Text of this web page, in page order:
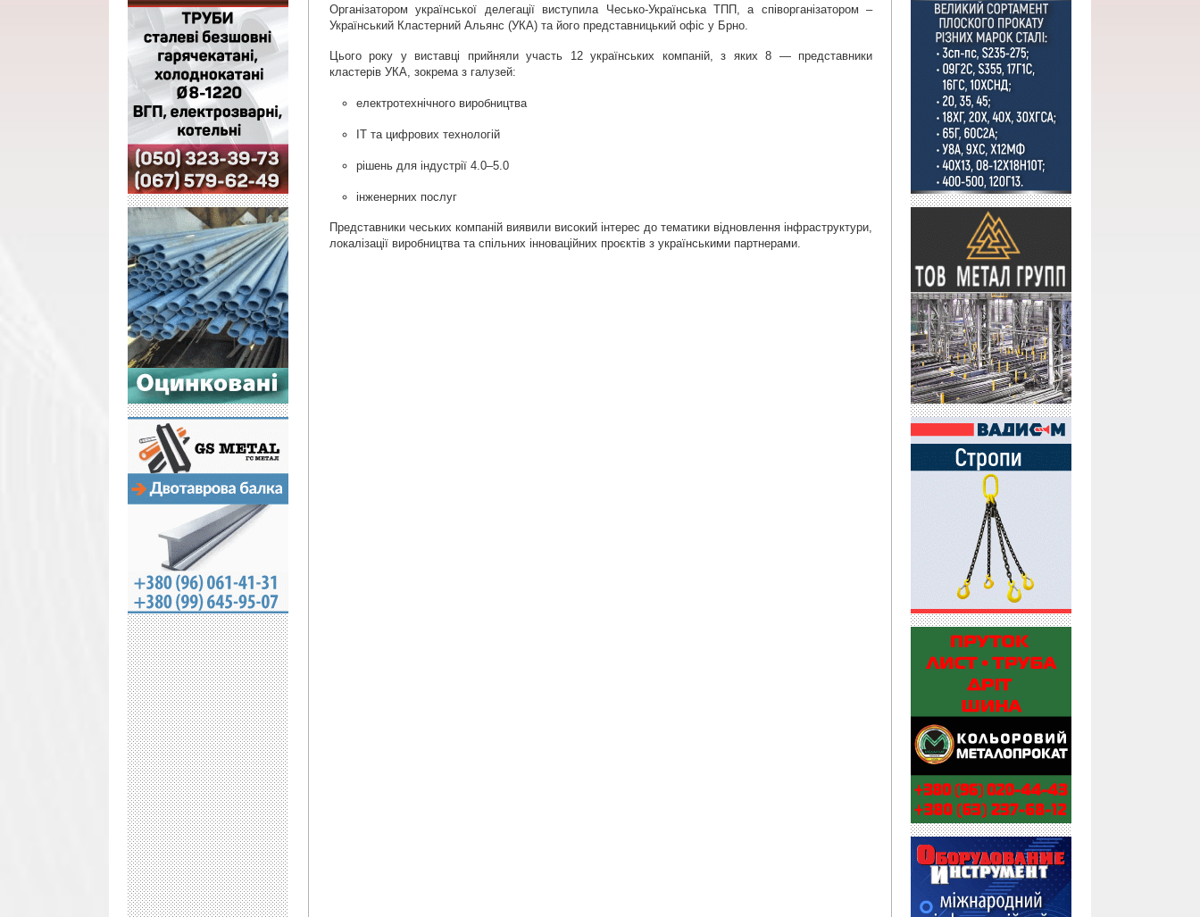
Організатором української делегації виступила Чесько-Українська ТПП, а співорганізатором –
Український Кластерний Альянс (УКА) та його представницький офіс у Брно.
Цього року у виставці прийняли участь 12 українських компаній, з яких 8 — представники
кластерів УКА, зокрема з галузей:
електротехнічного виробництва
ІТ та цифрових технологій
рішень для індустрії 4.0–5.0
інженерних послуг
Представники чеських компаній виявили високий інтерес до тематики відновлення інфраструктури,
локалізації виробництва та спільних інноваційних проєктів з українськими партнерами.